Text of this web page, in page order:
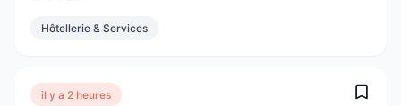
Hôtellerie & Services
il y a 2 heures